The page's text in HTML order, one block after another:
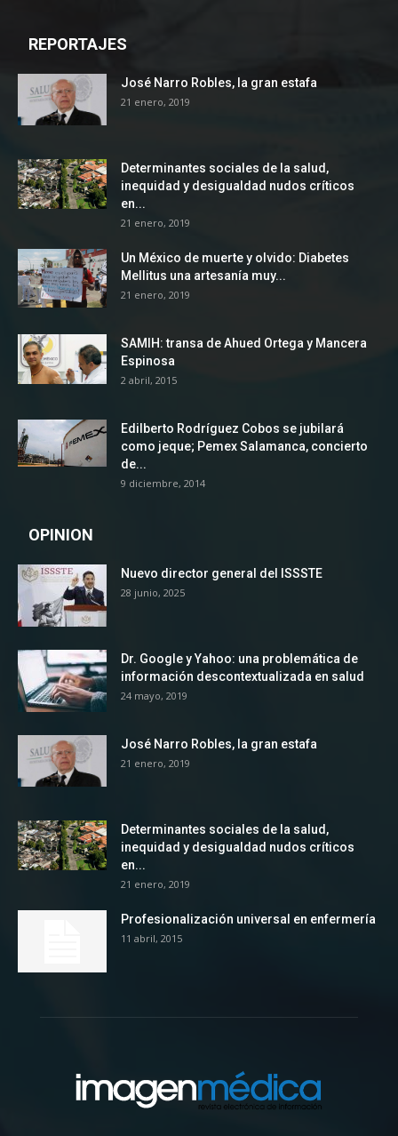
REPORTAJES
José Narro Robles, la gran estafa
21 enero, 2019
Determinantes sociales de la salud,
inequidad y desigualdad nudos críticos
en...
21 enero, 2019
Un México de muerte y olvido: Diabetes
Mellitus una artesanía muy...
21 enero, 2019
SAMIH: transa de Ahued Ortega y Mancera
Espinosa
2 abril, 2015
Edilberto Rodríguez Cobos se jubilará
como jeque; Pemex Salamanca, concierto
de...
9 diciembre, 2014
OPINION
Nuevo director general del ISSSTE
28 junio, 2025
Dr. Google y Yahoo: una problemática de
información descontextualizada en salud
24 mayo, 2019
José Narro Robles, la gran estafa
21 enero, 2019
Determinantes sociales de la salud,
inequidad y desigualdad nudos críticos
en...
21 enero, 2019
Profesionalización universal en enfermería
11 abril, 2015